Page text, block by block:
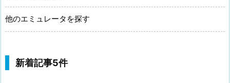
他のエミュレータを探す
新着記事5件